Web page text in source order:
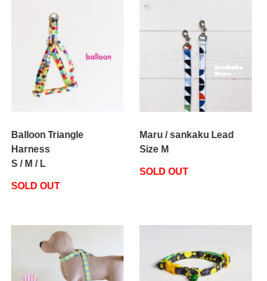
Balloon Triangle
Harness
S / M / L
SOLD OUT
Maru / sankaku Lead
Size M
SOLD OUT